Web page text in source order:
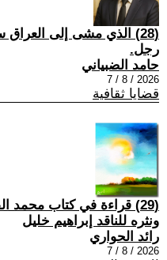
(28) الذي مشى إلى
رجل.
حامد الضبياني
2026 / 8 / 7
قضايا ثقافية
(29) قراءة في كتاب
ونثره للناقد إبراهيم خليل
رائد الحواري
2026 / 8 / 7